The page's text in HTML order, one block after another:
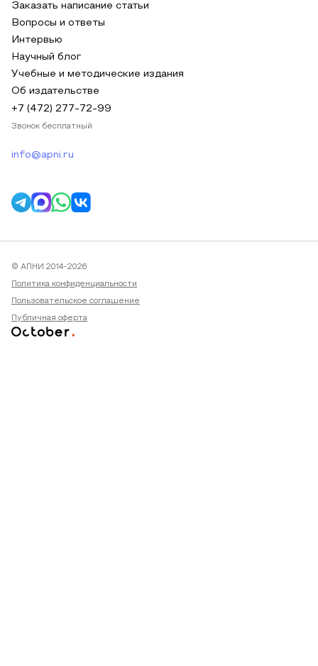
Заказать написание статьи
Вопросы и ответы
Интервью
Научный блог
Учебные и методические издания
Об издательстве
+7 (472) 277-72-99
Звонок бесплатный
info@apni.ru
© АПНИ 2014-2026
Политика конфиденциальности
Пользовательское соглашение
Публичная оферта